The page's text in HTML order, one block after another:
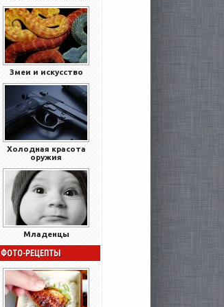
Змеи и искусство
Холодная красота
оружия
Младенцы
ФОТО-РЕЦЕПТЫ